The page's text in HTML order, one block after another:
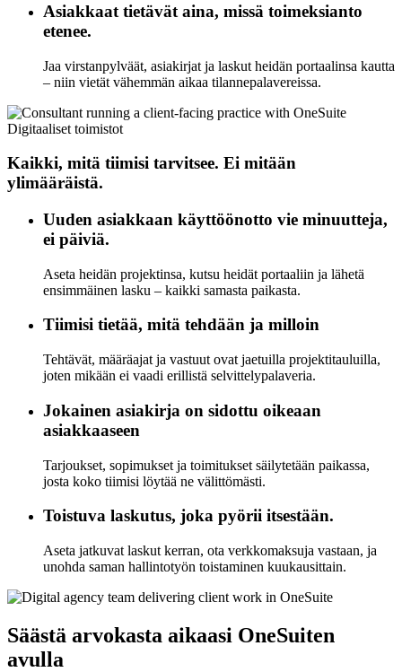
Asiakkaat tietävät aina, missä toimeksianto
etenee.
Jaa virstanpylväät, asiakirjat ja laskut heidän portaalinsa kautta
– niin vietät vähemmän aikaa tilannepalavereissa.
Digitaaliset toimistot
Kaikki, mitä tiimisi tarvitsee. Ei mitään
ylimääräistä.
Uuden asiakkaan käyttöönotto vie minuutteja,
ei päiviä.
Aseta heidän projektinsa, kutsu heidät portaaliin ja lähetä
ensimmäinen lasku – kaikki samasta paikasta.
Tiimisi tietää, mitä tehdään ja milloin
Tehtävät, määräajat ja vastuut ovat jaetuilla projektitauluilla,
joten mikään ei vaadi erillistä selvittelypalaveria.
Jokainen asiakirja on sidottu oikeaan
asiakkaaseen
Tarjoukset, sopimukset ja toimitukset säilytetään paikassa,
josta koko tiimisi löytää ne välittömästi.
Toistuva laskutus, joka pyörii itsestään.
Aseta jatkuvat laskut kerran, ota verkkomaksuja vastaan, ja
unohda saman hallintotyön toistaminen kuukausittain.
Säästä arvokasta aikaasi OneSuiten
avulla